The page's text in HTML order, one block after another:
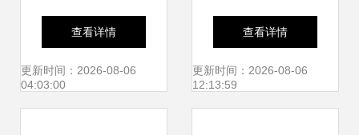
技 专业网络技术服
务提供商
查看详情
更新时间：2026-08-06
04:03:00
区:打出稳就业"组
合拳"激活市场主
查看详情
更新时间：2026-08-06
12:13:59